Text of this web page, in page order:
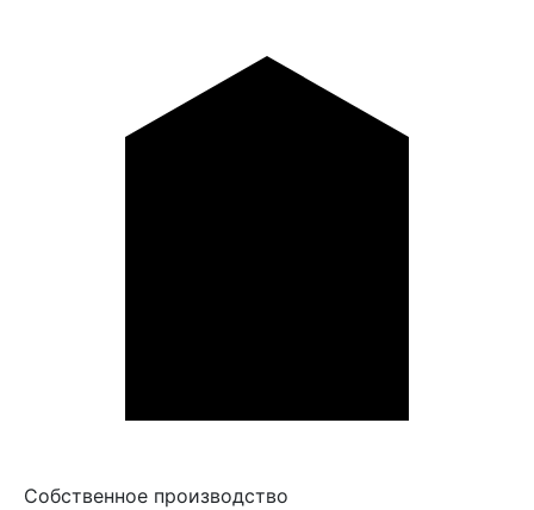
Собственное производство